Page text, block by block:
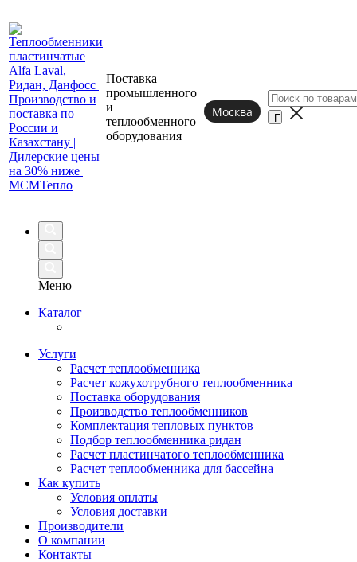
Поставка
промышленного
и
теплообменного
оборудования
Москва
Меню
Каталог
Услуги
Расчет теплообменника
Расчет кожухотрубного теплообменника
Поставка оборудования
Производство теплообменников
Комплектация тепловых пунктов
Подбор теплообменника ридан
Расчет пластинчатого теплообменника
Расчет теплообменника для бассейна
Как купить
Условия оплаты
Условия доставки
Производители
О компании
Контакты